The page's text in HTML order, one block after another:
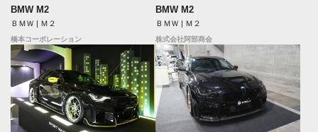
BMW M2
ＢＭＷ | Ｍ２
橋本コーポレーション
BMW M2
ＢＭＷ | Ｍ２
株式会社阿部商会